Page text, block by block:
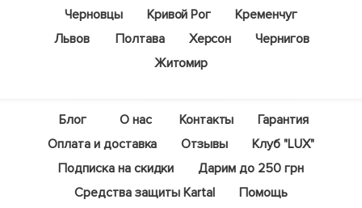
Черновцы
Кривой Рог
Кременчуг
Львов
Полтава Херсон
Чернигов
Житомир
Блог О нас Контакты
Гарантия
Оплата и доставка
Отзывы
Клуб "LUX"
Подписка на скидки
Дарим до 250 грн
Средства защиты Kartal
Помощь